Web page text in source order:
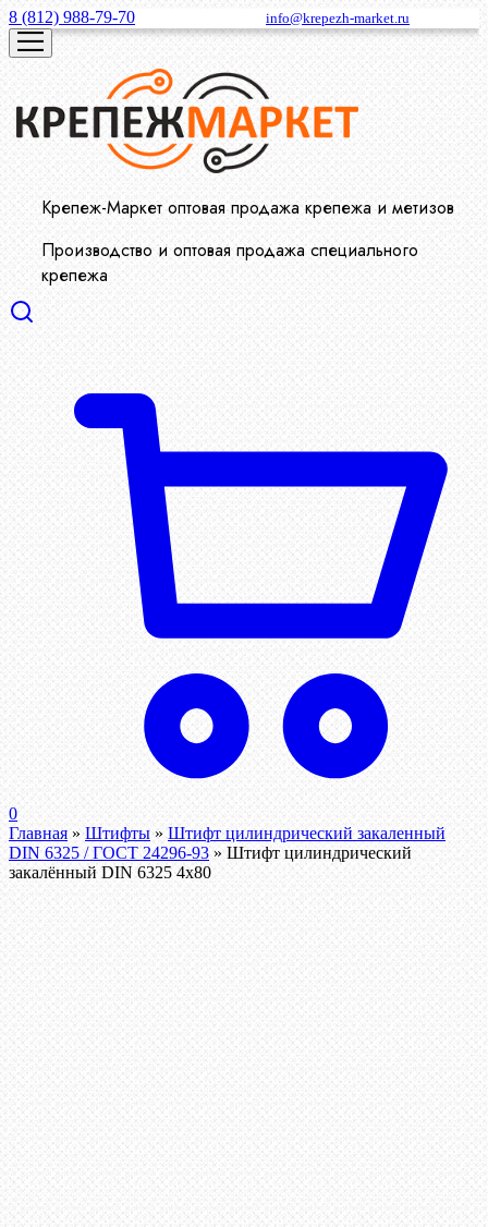
8 (812) 988-79-70 info@krepezh-market.ru
Крепеж-Маркет оптовая продажа крепежа и метизов
Производство и оптовая продажа специального
крепежа
0
Главная » Штифты » Штифт цилиндрический закаленный
DIN 6325 / ГОСТ 24296-93 » Штифт цилиндрический
закалённый DIN 6325 4х80